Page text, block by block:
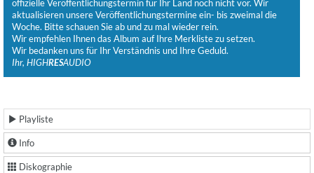
offizielle Veröffentlichungstermin für Ihr Land noch nicht vor. Wir
aktualisieren unsere Veröffentlichungstermine ein- bis zweimal die
Woche. Bitte schauen Sie ab und zu mal wieder rein.
Wir empfehlen Ihnen das Album auf Ihre Merkliste zu setzen.
Wir bedanken uns für Ihr Verständnis und Ihre Geduld.
Ihr, HIGHRESAUDIO
Playliste
Info
Diskographie